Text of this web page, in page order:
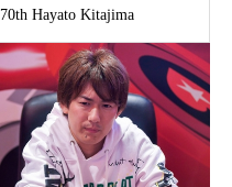
70th Hayato Kitajima